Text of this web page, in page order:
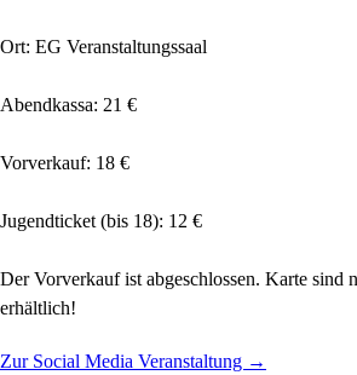
Ort: EG Veranstaltungssaal
Abendkassa: 21 €
Vorverkauf: 18 €
Jugendticket (bis 18): 12 €
Der Vorverkauf ist abgeschlossen. Karte sind
erhältlich!
Zur Social Media Veranstaltung →